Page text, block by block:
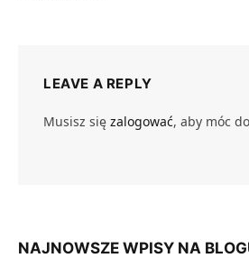
LEAVE A REPLY
Musisz się zalogować, aby móc
NAJNOWSZE WPISY NA